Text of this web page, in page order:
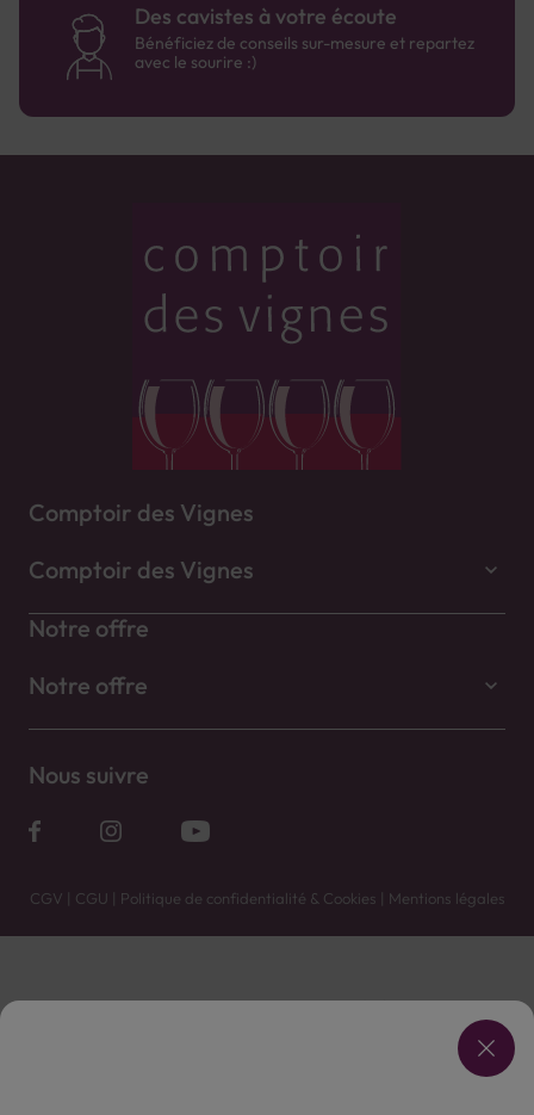
Des cavistes à votre écoute
Bénéficiez de conseils sur-mesure et repartez
avec le sourire :)
Comptoir des Vignes
Comptoir des Vignes
Notre offre
Notre offre
Nous suivre
CGV | CGU | Politique de confidentialité & Cookies | Mentions légales
Vente uniquement en caves. Contactez votre caviste pour plus de renseignements.
L'ABUS D'ALCOOL EST DANGEREUX POUR LA SANTÉ, À CONSOMMER AVEC MODÉRATION.